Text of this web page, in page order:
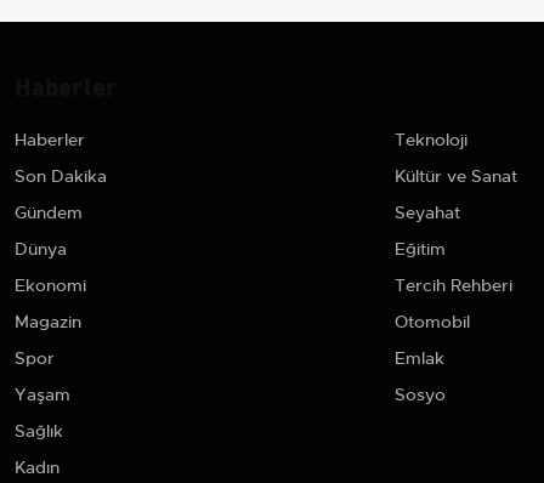
Haberler
Son Dakika
Gündem
Dünya
Ekonomi
Magazin
Spor
Yaşam
Sağlık
Kadın
Teknoloji
Kültür ve Sanat
Seyahat
Eğitim
Tercih Rehberi
Otomobil
Emlak
Sosyo